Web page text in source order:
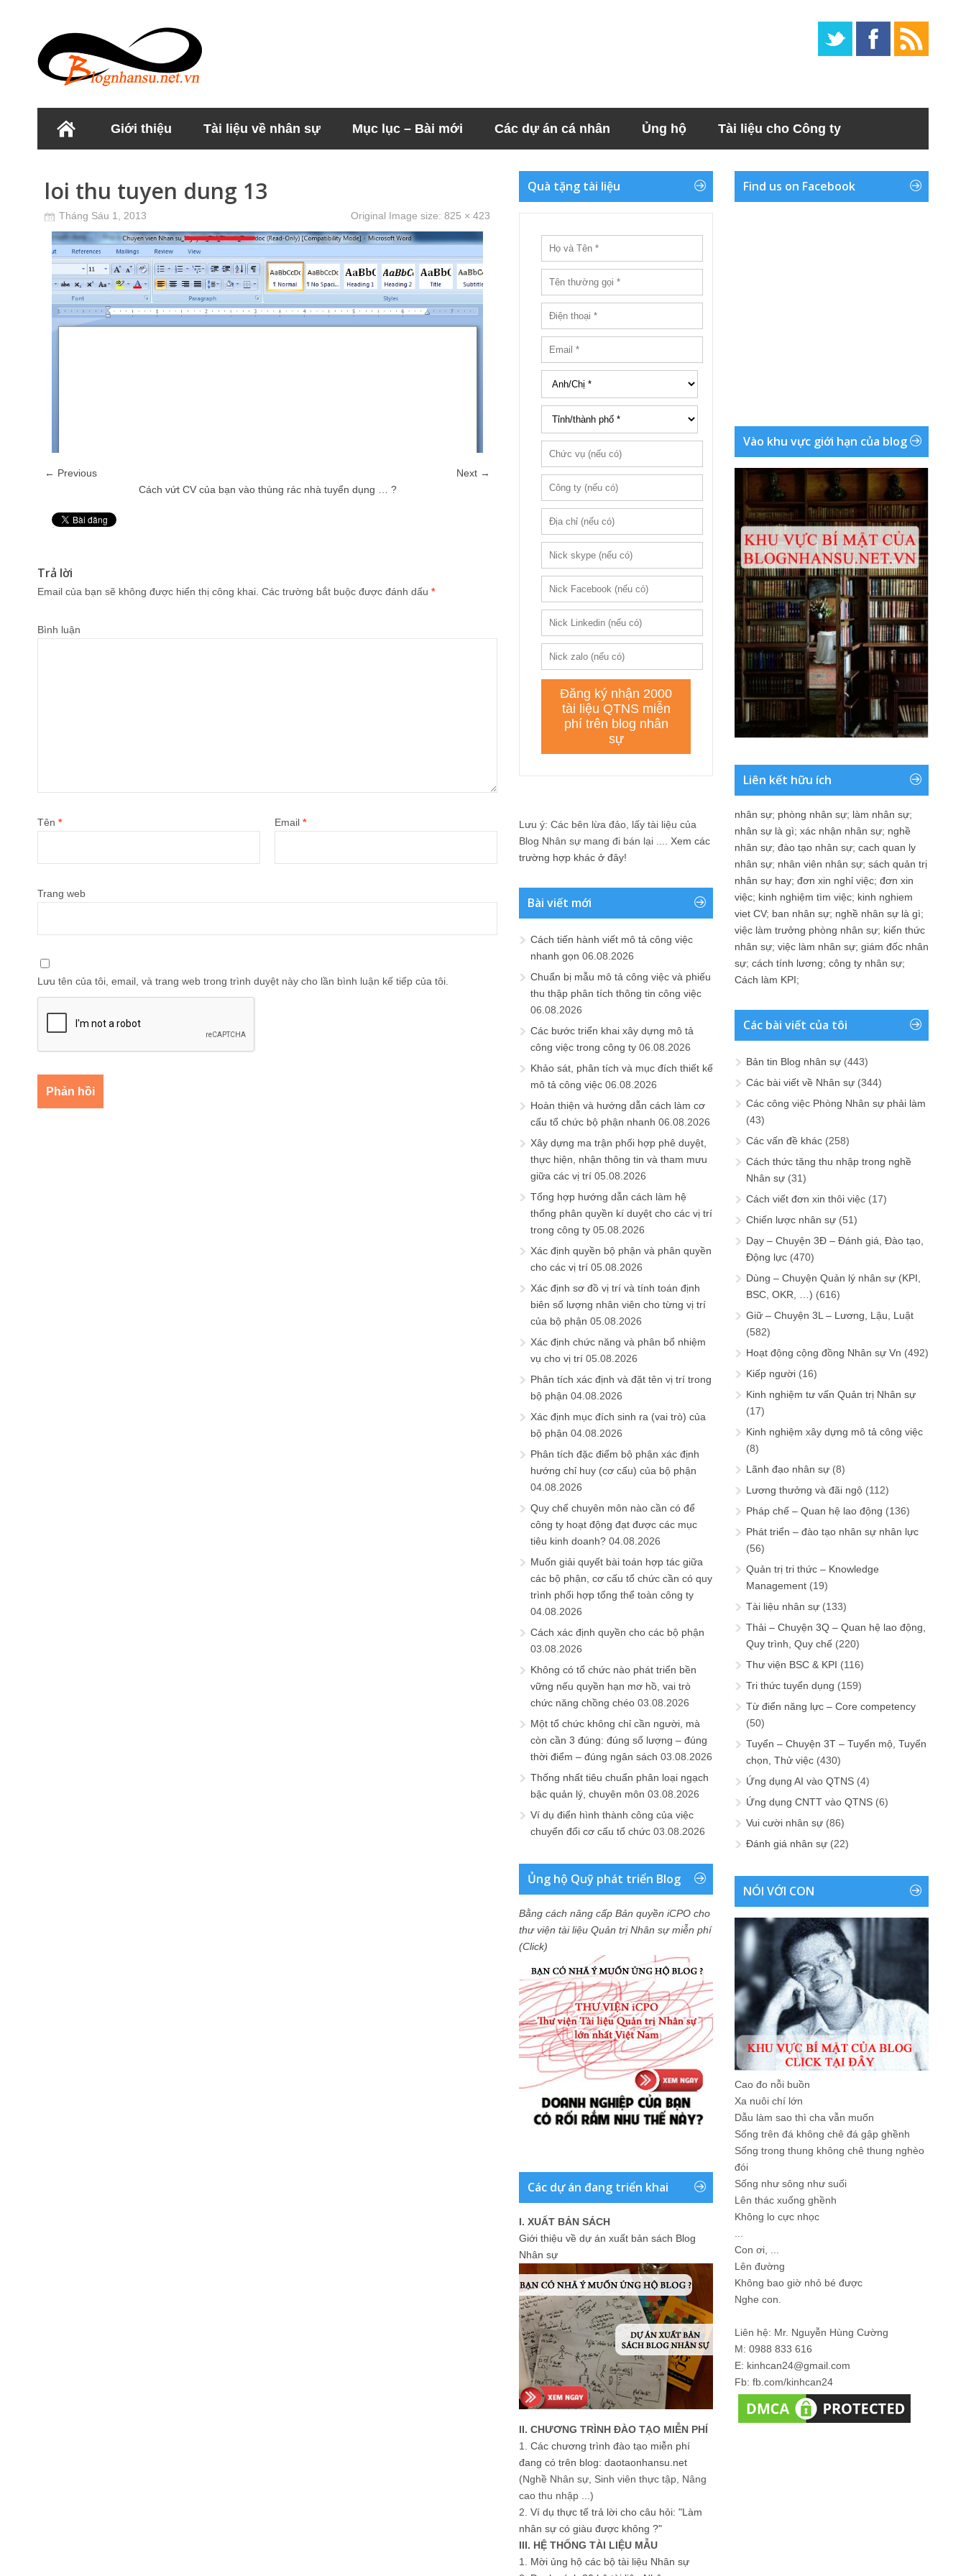
Giới thiệu Tài liệu về nhân sự Mục lục – Bài mới Các dự án cá nhân Ủng hộ Tài liệu cho Công ty
loi thu tuyen dung 13
Tháng Sáu 1, 2013 Original Image size: 825 × 423
← Previous
Next →
Cách vứt CV của bạn vào thùng rác nhà tuyển dụng … ?
Trả lời
Email của bạn sẽ không được hiển thị công khai. Các trường bắt buộc được đánh dấu *
Bình luận
Tên * Email *
Trang web
Lưu tên của tôi, email, và trang web trong trình duyệt này cho lần bình luận kế tiếp của tôi.
Quà tặng tài liệu
Lưu ý: Các bên lừa đảo, lấy tài liệu của
Blog Nhân sự mang đi bán lại .... Xem các
trường hợp khác ở đây!
Bài viết mới
Cách tiến hành viết mô tả công việc
nhanh gọn 06.08.2026
Chuẩn bị mẫu mô tả công việc và phiếu
thu thập phân tích thông tin công việc
06.08.2026
Các bước triển khai xây dựng mô tả
công việc trong công ty 06.08.2026
Khảo sát, phân tích và mục đích thiết kế
mô tả công việc 06.08.2026
Hoàn thiện và hướng dẫn cách làm cơ
cấu tổ chức bộ phận nhanh 06.08.2026
Xây dựng ma trận phối hợp phê duyệt,
thực hiện, nhận thông tin và tham mưu
giữa các vị trí 05.08.2026
Tổng hợp hướng dẫn cách làm hệ
thống phân quyền kí duyệt cho các vị trí
trong công ty 05.08.2026
Xác định quyền bộ phận và phân quyền
cho các vị trí 05.08.2026
Xác định sơ đồ vị trí và tính toán định
biên số lượng nhân viên cho từng vị trí
của bộ phận 05.08.2026
Xác định chức năng và phân bổ nhiệm
vụ cho vị trí 05.08.2026
Phân tích xác định và đặt tên vị trí trong
bộ phận 04.08.2026
Xác định mục đích sinh ra (vai trò) của
bộ phận 04.08.2026
Phân tích đặc điểm bộ phận xác định
hướng chỉ huy (cơ cấu) của bộ phận
04.08.2026
Quy chế chuyên môn nào cần có để
công ty hoạt động đạt được các mục
tiêu kinh doanh? 04.08.2026
Muốn giải quyết bài toán hợp tác giữa
các bộ phận, cơ cấu tổ chức cần có quy
trình phối hợp tổng thể toàn công ty
04.08.2026
Cách xác định quyền cho các bộ phận
03.08.2026
Không có tổ chức nào phát triển bền
vững nếu quyền hạn mơ hồ, vai trò
chức năng chồng chéo 03.08.2026
Một tổ chức không chỉ cần người, mà
còn cần 3 đúng: đúng số lượng – đúng
thời điểm – đúng ngân sách 03.08.2026
Thống nhất tiêu chuẩn phân loại ngạch
bậc quản lý, chuyên môn 03.08.2026
Ví dụ điển hình thành công của việc
chuyển đổi cơ cấu tổ chức 03.08.2026
Ủng hộ Quỹ phát triển Blog
Bằng cách nâng cấp Bản quyền iCPO cho
thư viện tài liệu Quản trị Nhân sự miễn phí
(Click)
Các dự án đang triển khai
I. XUẤT BẢN SÁCH
Giới thiệu về dự án xuất bản sách Blog
Nhân sự
II. CHƯƠNG TRÌNH ĐÀO TẠO MIỄN PHÍ
1. Các chương trình đào tạo miễn phí
đang có trên blog: daotaonhansu.net
(Nghề Nhân sự, Sinh viên thực tập, Nâng
cao thu nhập ...)
2. Ví dụ thực tế trả lời cho câu hỏi: "Làm
nhân sự có giàu được không ?"
III. HỆ THỐNG TÀI LIỆU MẪU
1. Mời ủng hộ các bộ tài liệu Nhân sự
Find us on Facebook
Vào khu vực giới hạn của blog
Liên kết hữu ích
nhân sự; phòng nhân sự; làm nhân sự;
nhân sự là gì; xác nhận nhân sự; nghề
nhân sự; đào tạo nhân sự; cach quan ly
nhân sự; nhân viên nhân sự; sách quản trị
nhân sự hay; đơn xin nghỉ việc; đơn xin
việc; kinh nghiệm tìm việc; kinh nghiem
viet CV; ban nhân sự; nghề nhân sự là gì;
việc làm trưởng phòng nhân sự; kiến thức
nhân sự; việc làm nhân sự; giám đốc nhân
sự; cách tính lương; công ty nhân sự;
Cách làm KPI;
Các bài viết của tôi
Bản tin Blog nhân sự (443)
Các bài viết về Nhân sự (344)
Các công việc Phòng Nhân sự phải làm
(43)
Các vấn đề khác (258)
Cách thức tăng thu nhập trong nghề
Nhân sự (31)
Cách viết đơn xin thôi việc (17)
Chiến lược nhân sự (51)
Dạy – Chuyện 3Đ – Đánh giá, Đào tạo,
Động lực (470)
Dùng – Chuyện Quản lý nhân sự (KPI,
BSC, OKR, …) (616)
Giữ – Chuyện 3L – Lương, Lậu, Luật
(582)
Hoạt động cộng đồng Nhân sự Vn (492)
Kiếp người (16)
Kinh nghiệm tư vấn Quản trị Nhân sự
(17)
Kinh nghiệm xây dựng mô tả công việc
(8)
Lãnh đạo nhân sự (8)
Lương thưởng và đãi ngộ (112)
Pháp chế – Quan hệ lao động (136)
Phát triển – đào tạo nhân sự nhân lực
(56)
Quản trị tri thức – Knowledge
Management (19)
Tài liệu nhân sự (133)
Thải – Chuyện 3Q – Quan hệ lao động,
Quy trình, Quy chế (220)
Thư viện BSC & KPI (116)
Tri thức tuyển dụng (159)
Từ điển năng lực – Core competency
(50)
Tuyển – Chuyện 3T – Tuyển mộ, Tuyển
chọn, Thử việc (430)
Ứng dụng AI vào QTNS (4)
Ứng dụng CNTT vào QTNS (6)
Vui cười nhân sự (86)
Đánh giá nhân sự (22)
NÓI VỚI CON
Cao đo nỗi buồn
Xa nuôi chí lớn
Dẫu làm sao thì cha vẫn muốn
Sống trên đá không chê đá gập ghềnh
Sống trong thung không chê thung nghèo
đói
Sống như sông như suối
Lên thác xuống ghềnh
Không lo cực nhọc
Con ơi, ...
Lên đường
Không bao giờ nhỏ bé được
Nghe con.
Liên hệ: Mr. Nguyễn Hùng Cường
M: 0988 833 616
E: kinhcan24@gmail.com
Fb: fb.com/kinhcan24